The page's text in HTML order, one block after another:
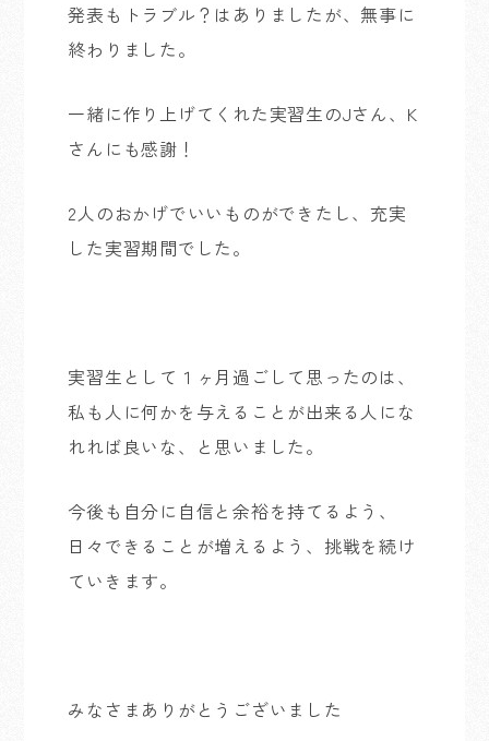
発表もトラブル？はありましたが、無事に
終わりました。
一緒に作り上げてくれた実習生のJさん、K
さんにも感謝！
2人のおかげでいいものができたし、充実
した実習期間でした。
実習生として１ヶ月過ごして思ったのは、
私も人に何かを与えることが出来る人にな
れれば良いな、と思いました。
今後も自分に自信と余裕を持てるよう、
日々できることが増えるよう、挑戦を続け
ていきます。
みなさまありがとうございました